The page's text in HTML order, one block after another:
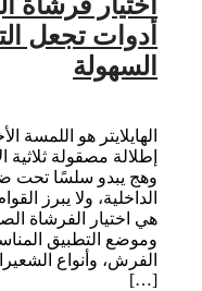
اختيار فرشاة
أدوات تجعل
السهولة
الهايلايتر هو اللمسة
إطلالة مصقولة
وهج يبدو سلسًا تحت
الداخلية، ولا يبرز
هي اختيار الفرشاة
وموضع التطبيق
الفرش، وأنواع
[…]